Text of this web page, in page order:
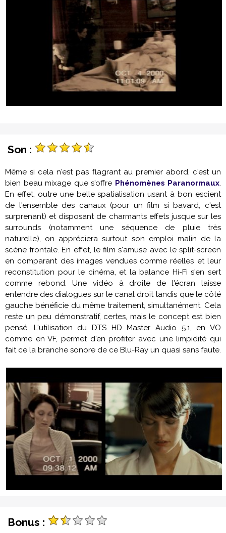
Son :
Même si cela n'est pas flagrant au premier abord, c'est un
bien beau mixage que s'offre Phénomènes Paranormaux.
En effet, outre une belle spatialisation usant à bon escient
de l'ensemble des canaux (pour un film si bavard, c'est
surprenant) et disposant de charmants effets jusque sur les
surrounds (notamment une séquence de pluie très
naturelle), on appréciera surtout son emploi malin de la
scène frontale. En effet, le film s'amuse avec le split-screen
en comparant des images vendues comme réelles et leur
reconstitution pour le cinéma, et la balance Hi-Fi s'en sert
comme rebond. Une vidéo à droite de l'écran laisse
entendre des dialogues sur le canal droit tandis que le côté
gauche bénéficie du même traitement, simultanément. Cela
reste un peu démonstratif, certes, mais le concept est bien
pensé. L'utilisation du DTS HD Master Audio 5.1, en VO
comme en VF, permet d'en profiter avec une limpidité qui
fait ce la branche sonore de ce Blu-Ray un quasi sans faute.
Bonus :